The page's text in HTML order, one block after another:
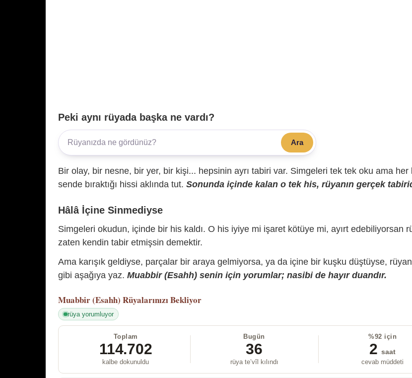
Peki aynı rüyada başka ne vardı?
Ara
Bir olay, bir nesne, bir yer, bir kişi... hepsinin ayrı tabiri var. Simgeleri tek tek oku ama her
sende bıraktığı hissi aklında tut. Sonunda içinde kalan o tek his, rüyanın gerçek
Hâlâ İçine Sinmediyse
Simgeleri okudun, içinde bir his kaldı. O his iyiye mi işaret kötüye mi, ayırt edebiliyorsan
zaten kendin tabir etmişsin demektir.
Ama karışık geldiyse, parçalar bir araya gelmiyorsa, ya da içine bir kuşku düştüyse,
gibi aşağıya yaz. Muabbir (Esahh) senin için yorumlar; nasibi de hayır duandır.
Muabbir (Esahh) Rüyalarınızı Bekliyor
rüya yorumluyor
Toplam
114.702
kalbe dokunuldu
Bugün
36
rüya te’vîl kılındı
%92 için
2 saat
cevab müddeti